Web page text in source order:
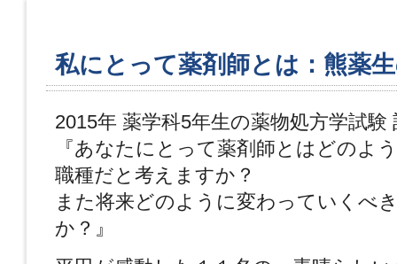
私にとって薬剤師とは：熊薬
2015年 薬学科5年生の薬物処方学試験
『あなたにとって薬剤師とはどのよ
職種だと考えますか？
また将来どのように変わっていくべ
か？』